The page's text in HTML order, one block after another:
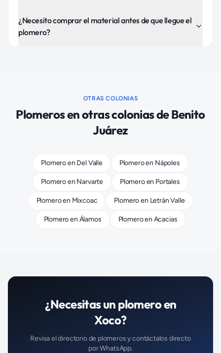
¿Necesito comprar el material antes de que llegue el
plomero?
OTRAS COLONIAS
Plomerosen otras colonias deBenito
Juárez
Plomeroen Del Valle Plomeroen Nápoles
Plomeroen Narvarte Plomeroen Portales
Plomeroen Mixcoac Plomeroen Letrán Valle
Plomeroen Álamos Plomeroen Acacias
¿Necesitas un plomeroen
Xoco?
Revisa el directorio de plomerosy contáctalos directo
por WhatsApp.